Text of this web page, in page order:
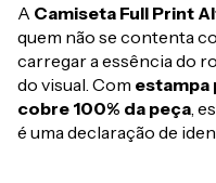
A Camiseta Full Print
quem não se contenta
carregar a essência do
do visual. Com estampa
cobre 100% da peça ,
é uma declaração de